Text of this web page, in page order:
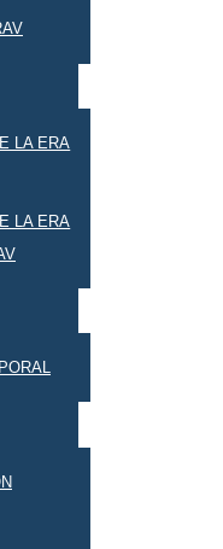
LA ERA
LA ERA